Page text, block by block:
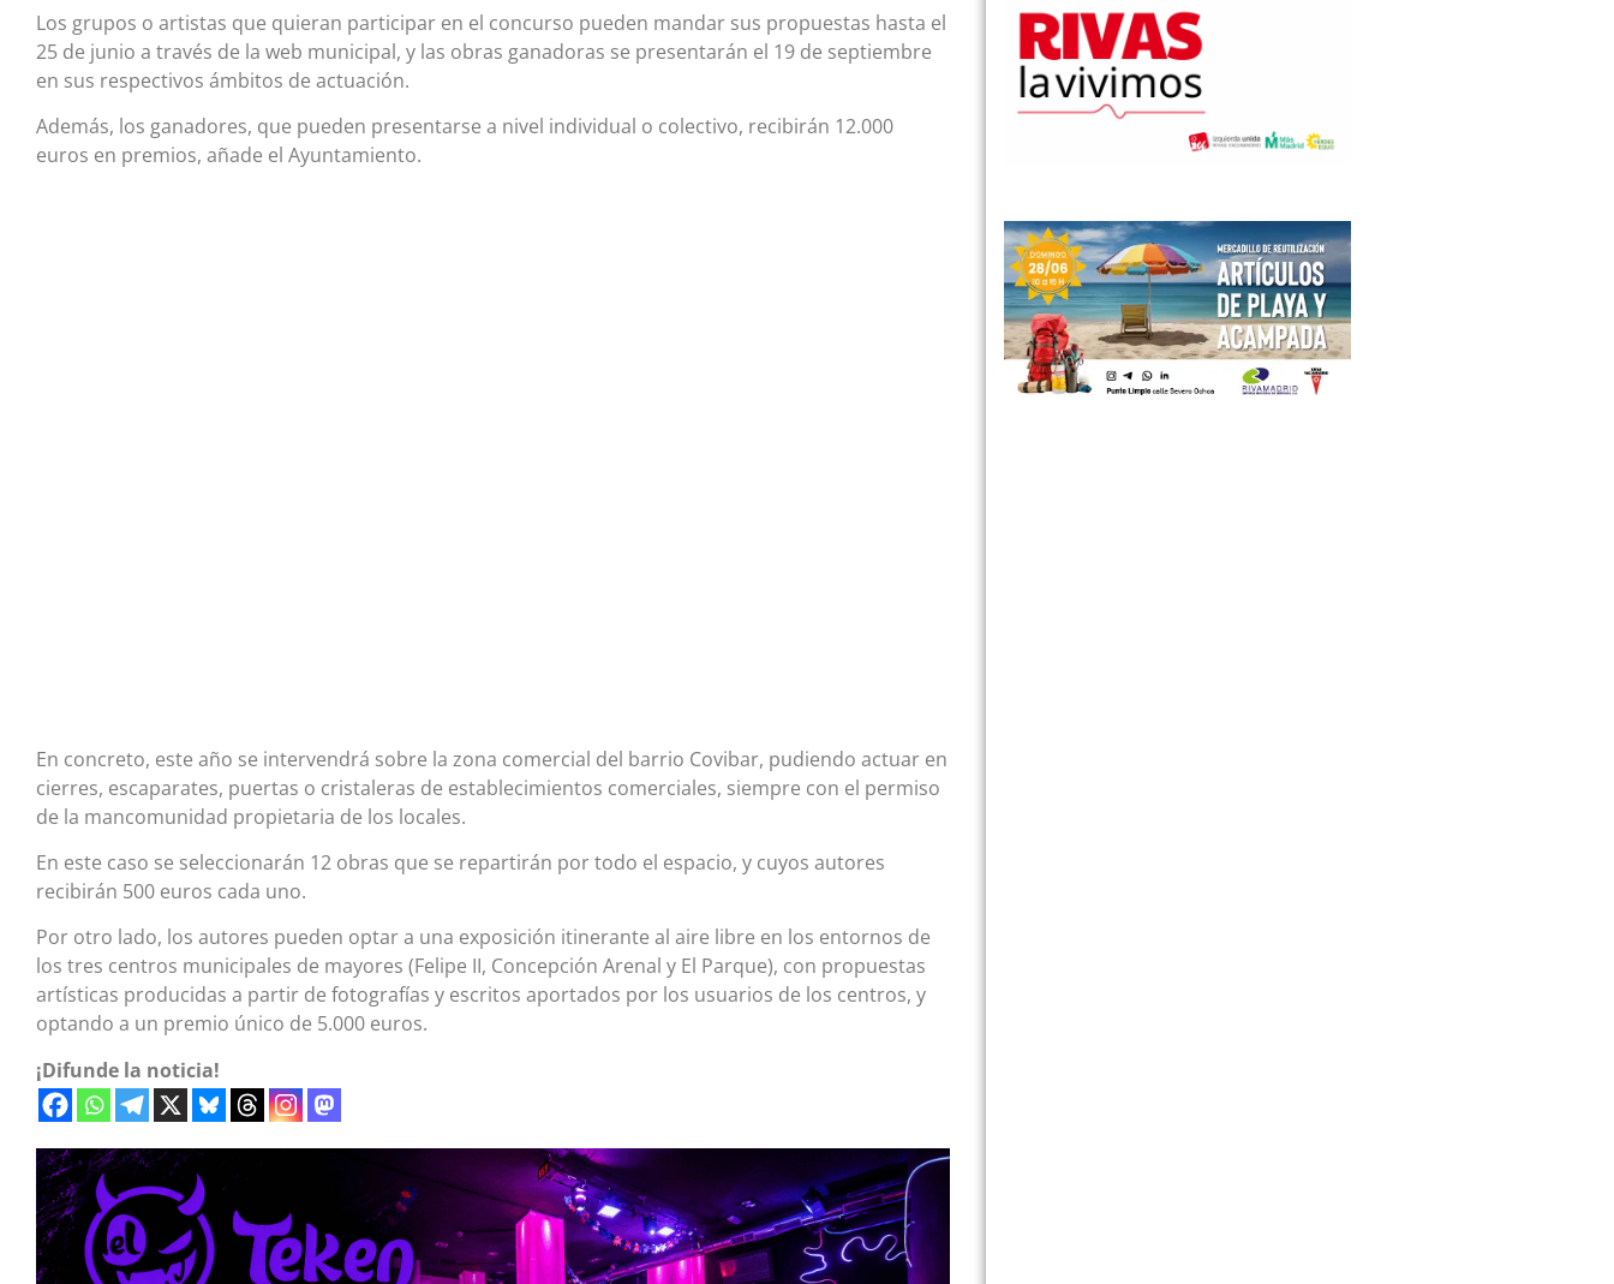
Los grupos o artistas que quieran participar en el concurso pueden mandar sus propuestas hasta el
25 de junio a través de la web municipal, y las obras ganadoras se presentarán el 19 de septiembre
en sus respectivos ámbitos de actuación.
Además, los ganadores, que pueden presentarse a nivel individual o colectivo, recibirán 12.000
euros en premios, añade el Ayuntamiento.
En concreto, este año se intervendrá sobre la zona comercial del barrio Covibar, pudiendo actuar en
cierres, escaparates, puertas o cristaleras de establecimientos comerciales, siempre con el permiso
de la mancomunidad propietaria de los locales.
En este caso se seleccionarán 12 obras que se repartirán por todo el espacio, y cuyos autores
recibirán 500 euros cada uno.
Por otro lado, los autores pueden optar a una exposición itinerante al aire libre en los entornos de
los tres centros municipales de mayores (Felipe II, Concepción Arenal y El Parque), con propuestas
artísticas producidas a partir de fotografías y escritos aportados por los usuarios de los centros, y
optando a un premio único de 5.000 euros.
¡Difunde la noticia!